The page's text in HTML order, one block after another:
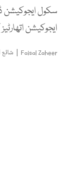
سکول ایجوکیشن
ایجوکیشن
Faisal Zaheer
| شائع